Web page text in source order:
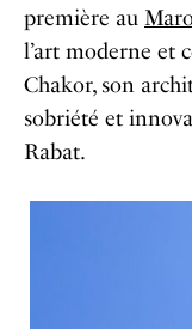
première au
l’art moderne et
Chakor, son
sobriété et
Rabat.